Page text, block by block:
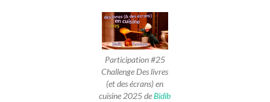
Participation #25
Challenge Des livres
(et des écrans) en
cuisine 2025 deBidib